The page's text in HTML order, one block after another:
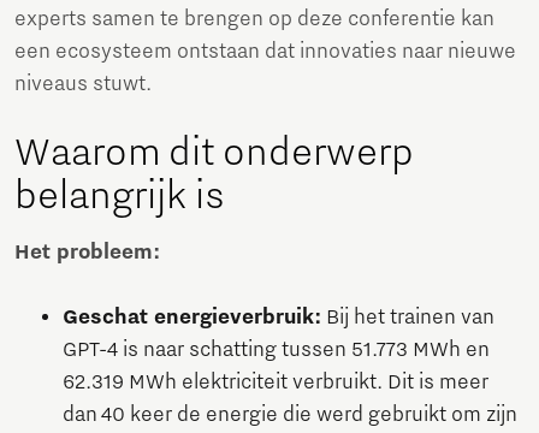
experts samen te brengen op deze conferentie kan
een ecosysteem ontstaan dat innovaties naar nieuwe
niveaus stuwt.
Waarom dit onderwerp
belangrijk is
Het probleem:
Geschat energieverbruik: Bij het trainen van
GPT-4 is naar schatting tussen 51.773 MWh en
62.319 MWh elektriciteit verbruikt. Dit is meer
dan 40 keer de energie die werd gebruikt om zijn